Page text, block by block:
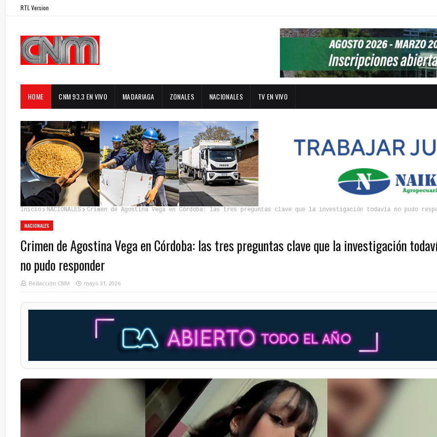
RTL Version
HOME CNM 93.3 EN VIVO MADARIAGA ZONALES NACIONALES TV EN VIVO
Inicio NACIONALES Crimen de Agostina Vega en Córdoba: las tres preguntas clave que la investigación todavía no pudo
NACIONALES
Crimen de Agostina Vega en Córdoba: las tres preguntas clave que la investigación
no pudo responder
Redacción CNM mayo 31, 2026